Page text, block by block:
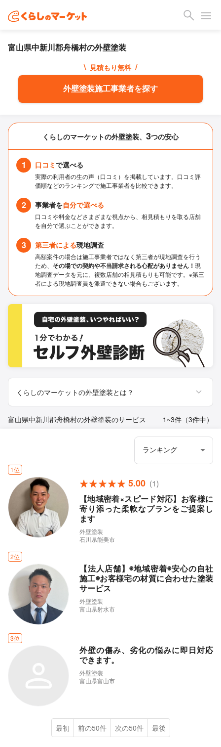
富山県中新川郡舟橋村の外壁塗装
\ 見積もり無料 /
外壁塗装施工事業者を探す
くらしのマーケットの外壁塗装、 3つの安心
1 口コミで選べる
実際の利用者の生の声（口コミ）を掲載しています。口コミ評
価順などのランキングで施工事業者を比較できます。
2 事業者を自分で選べる
口コミや料金などさまざまな視点から、相見積もりを取る店舗
を自分で選ぶことができます。
3 第三者による現地調査
高額案件の場合は施工事業者ではなく第三者が現地調査を行う
ため、 その場での契約や不当請求される心配がありません！ 現
地調査データを元に、複数店舗の相見積もりも可能です。※第三
者による現地調査員を派遣できない場合もございます。
くらしのマーケットの外壁塗装とは？
富山県中新川郡舟橋村の外壁塗装のサービス 1~3件（3件中）
1位
5.00 (1)
【地域密着×スピード対応】お客様に
寄り添った柔軟なプランをご提案し
ます
外壁塗装
石川県能美市
2位
【法人店舗】◉地域密着◉安心の自社
施工◉お客様宅の材質に合わせた塗装
サービス
外壁塗装
富山県射水市
3位
外壁の傷み、劣化の悩みに即日対応
できます。
外壁塗装
富山県富山市
最初 前の50件 次の50件 最後